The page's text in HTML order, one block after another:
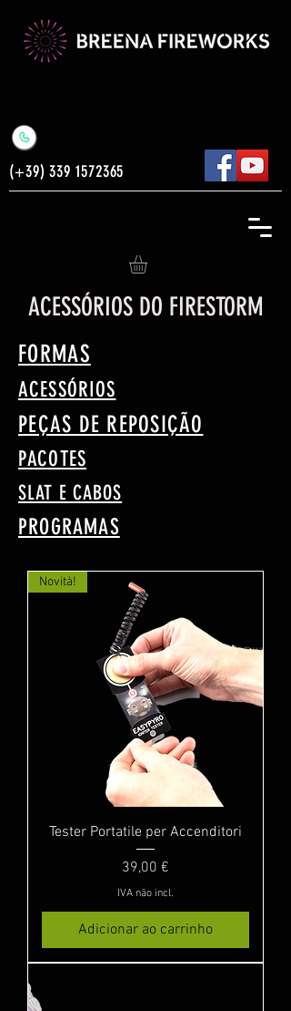
(+39)339 1572365
ACESSÓRIOS DO FIRESTORM
FORMAS
ACESSÓRIOS
PEÇAS DE REPOSIÇÃO
PACOTES
SLAT E CABOS
PROGRAMAS
Novità!
Tester Portatile per Accenditori
Preço
39,00 €
IVA não incl.
Adicionar ao carrinho